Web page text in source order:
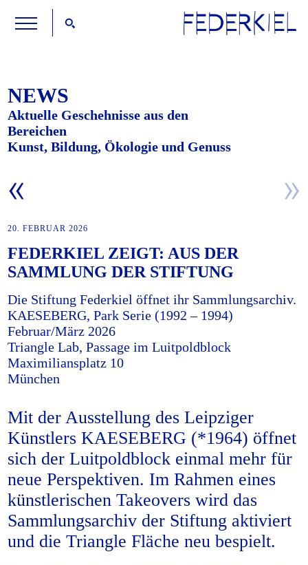
NEWS
Aktuelle Geschehnisse aus den
Bereichen
Kunst, Bildung, Ökologie und Genuss
20. FEBRUAR 2026
FEDERKIEL ZEIGT: AUS DER
SAMMLUNG DER STIFTUNG
Die Stiftung Federkiel öffnet ihr Sammlungsarchiv.
KAESEBERG, Park Serie (1992 – 1994)
Februar/März 2026
Triangle Lab, Passage im Luitpoldblock
Maximiliansplatz 10
München
Mit der Ausstellung des Leipziger
Künstlers KAESEBERG (*1964) öffnet
sich der Luitpoldblock einmal mehr für
neue Perspektiven. Im Rahmen eines
künstlerischen Takeovers wird das
Sammlungsarchiv der Stiftung aktiviert
und die Triangle Fläche neu bespielt.